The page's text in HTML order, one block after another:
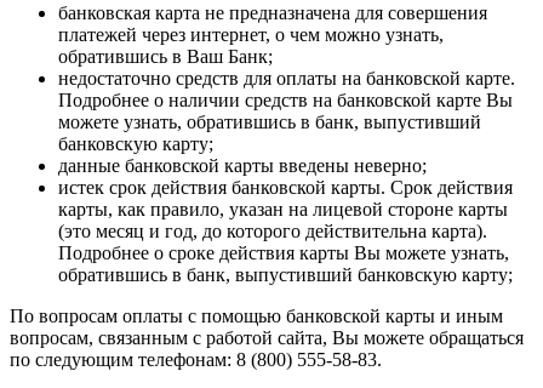
банковская карта не предназначена для совершения
платежей через интернет, о чем можно узнать,
обратившись в Ваш Банк;
недостаточно средств для оплаты на банковской карте.
Подробнее о наличии средств на банковской карте Вы
можете узнать, обратившись в банк, выпустивший
банковскую карту;
данные банковской карты введены неверно;
истек срок действия банковской карты. Срок действия
карты, как правило, указан на лицевой стороне карты
(это месяц и год, до которого действительна карта).
Подробнее о сроке действия карты Вы можете узнать,
обратившись в банк, выпустивший банковскую карту;
По вопросам оплаты с помощью банковской карты и иным
вопросам, связанным с работой сайта, Вы можете обращаться
по следующим телефонам: 8 (800) 555-58-83.